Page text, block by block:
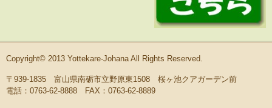
Copyright© 2013 Yottekare-Johana All Rights Reserved.
〒939-1835 富山県南砺市立野原東1508 桜ヶ池クアガーデン前
電話：0763-62-8888 FAX：0763-62-8889